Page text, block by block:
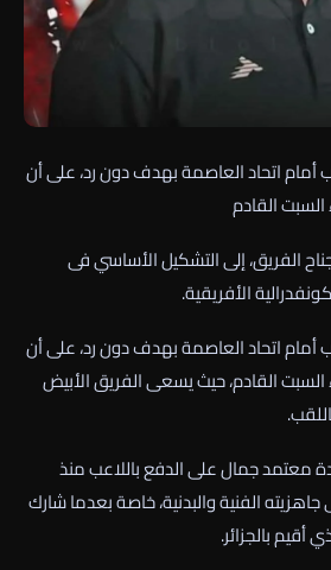
أمام اتحاد العاصمة بهدف دون رد، على أن
القادم
الفريق، إلى التشكيل الأساسي فى
الأفريقية.
أمام اتحاد العاصمة بهدف دون رد، على أن
القادم، حيث يسعى الفريق الأبيض
معتمد جمال على الدفع باللاعب منذ
جاهزيته الفنية والبدنية، خاصة بعدما شارك
بالجزائر.